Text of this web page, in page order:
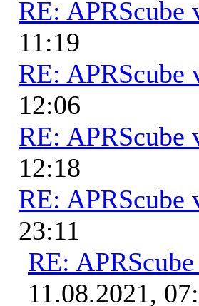
RE:
11:19
RE:
12:06
RE:
12:18
RE:
23:11
RE:
11.08.2021,